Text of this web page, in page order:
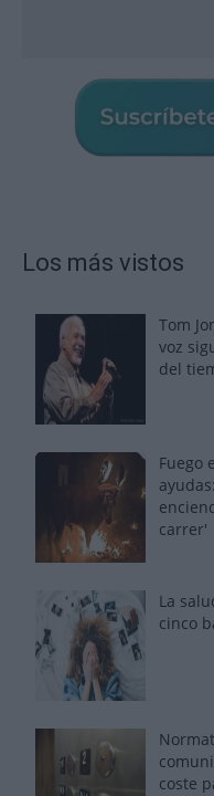
Los más vistos
Tom
voz
del
Fuego
carrer'
La
cinco
coste